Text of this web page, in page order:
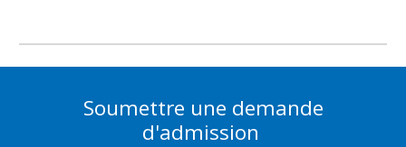
Soumettre une demande
d'admission